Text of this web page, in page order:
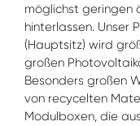
möglichst geringen
hinterlassen. Unser
(Hauptsitz) wird
großen
Besonders großen
von recycelten
Modulboxen, die